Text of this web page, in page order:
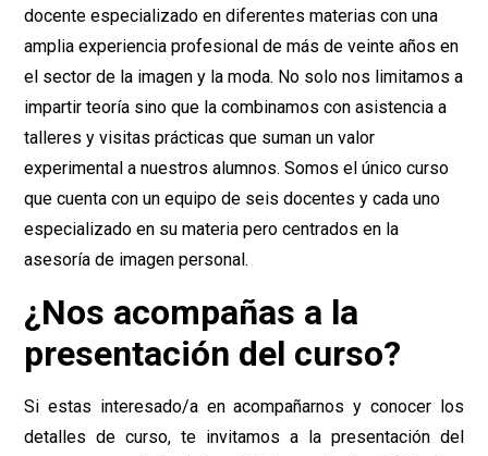
docente especializado en diferentes materias con una
amplia experiencia profesional de más de veinte años en
el sector de la imagen y la moda. No solo nos limitamos a
impartir teoría sino que la combinamos con asistencia a
talleres y visitas prácticas que suman un valor
experimental a nuestros alumnos. Somos el único curso
que cuenta con un equipo de seis docentes y cada uno
especializado en su materia pero centrados en la
asesoría de imagen personal.
¿Nos acompañas a la
presentación del curso?
Si estas interesado/a en acompañarnos y conocer los
detalles de curso, te invitamos a la presentación del